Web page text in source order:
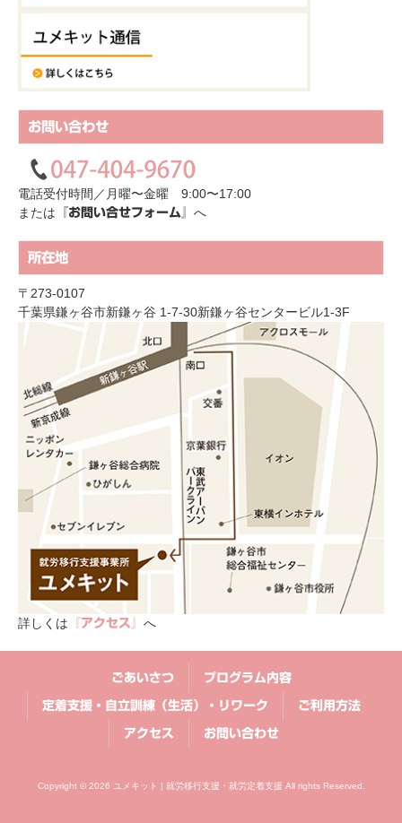
お問い合わせ
電話受付時間／月曜〜金曜 9:00〜17:00
または 『お問い合せフォーム』 へ
所在地
〒273-0107
千葉県鎌ヶ谷市新鎌ヶ谷 1-7-30新鎌ヶ谷センタービル1-3F
詳しくは 『アクセス』 へ
ごあいさつ プログラム内容
定着支援・自立訓練（生活）・リワーク ご利用方法
アクセス お問い合わせ
Copyright © 2026 ユメキット | 就労移行支援・就労定着支援 All rights Reserved.